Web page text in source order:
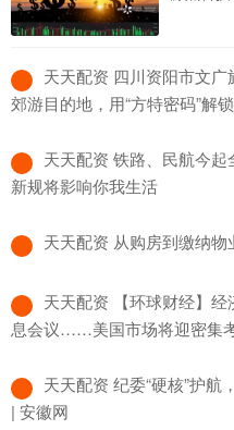
天天配资 四川资阳市文
郊游目的地，用“方特密码”解
天天配资 铁路、民航今
新规将影响你我生活
天天配资 从购房到缴纳
天天配资 【环球财经】
息会议……美国市场将迎密集
天天配资 纪委“硬核”护航
| 安徽网